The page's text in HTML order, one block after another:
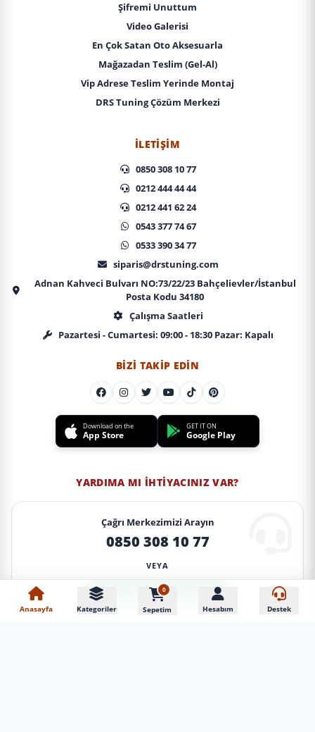
Şifremi Unuttum
Video Galerisi
En Çok Satan Oto Aksesuarla
Mağazadan Teslim (Gel-Al)
Vip Adrese Teslim Yerinde Montaj
DRS Tuning Çözüm Merkezi
İLETIŞIM
0850 308 10 77
0212 444 44 44
0212 441 62 24
0543 377 74 67
0533 390 34 77
siparis@drstuning.com
Adnan Kahveci Bulvarı NO:73/22/23 Bahçelievler/İstanbul
Posta Kodu 34180
Çalışma Saatleri
Pazartesi - Cumartesi: 09:00 - 18:30 Pazar: Kapalı
BIZI TAKIP EDIN
Download on the
App Store
GET IT ON
Google Play
YARDIMA MI İHTIYACINIZ VAR?
Çağrı Merkezimizi Arayın
0850 308 10 77
VEYA
WhatsApp Destek
Anasayfa Kategoriler
0
Sepetim Hesabım Destek